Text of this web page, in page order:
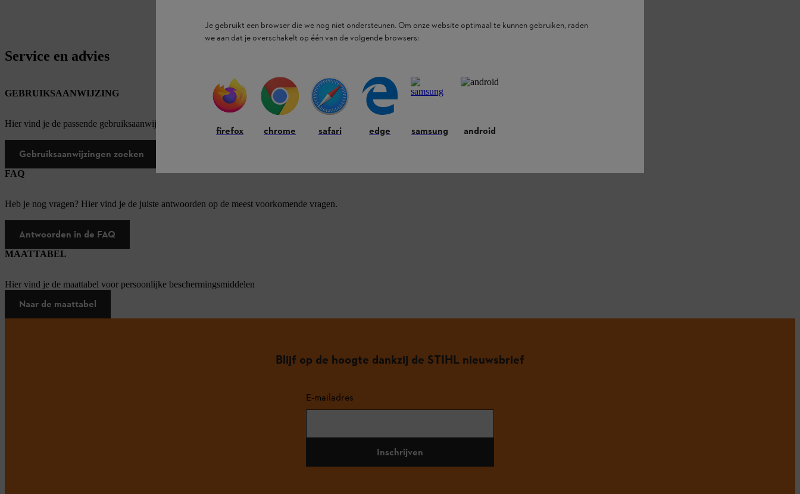
Service en advies
GEBRUIKSAANWIJZING
Hier vind je de passende gebruiksaanwijzingen voor onze STIHL producten.
Gebruiksaanwijzingen zoeken
FAQ
Heb je nog vragen? Hier vind je de juiste antwoorden op de meest voorkomende vragen.
Antwoorden in de FAQ
MAATTABEL
Hier vind je de maattabel voor persoonlijke beschermingsmiddelen
Naar de maattabel
Blijf op de hoogte dankzij de STIHL nieuwsbrief
E-mailadres
Inschrijven
Je gebruikt een browser die we nog niet ondersteunen. Om onze website optimaal te kunnen gebruiken, raden
we aan dat je overschakelt op één van de volgende browsers:
firefox chrome safari edge samsung android